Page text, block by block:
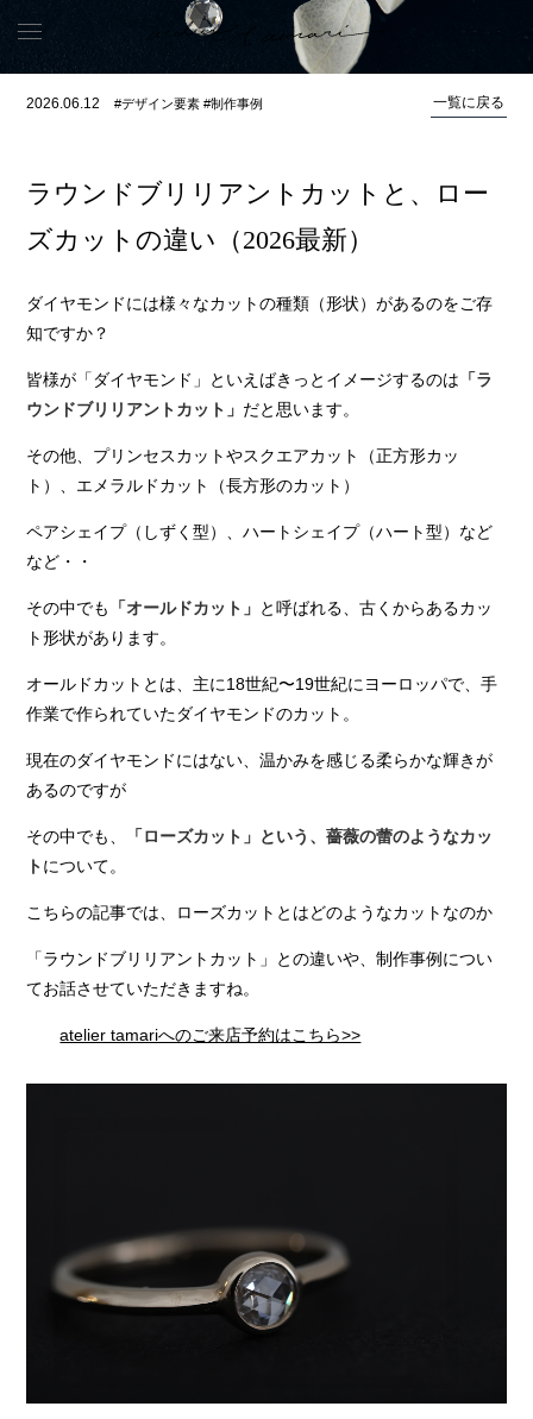
2026.06.12 #デザイン要素 #制作事例 一覧に戻る
ラウンドブリリアントカットと、ロー
ズカットの違い（2026最新）
ダイヤモンドには様々なカットの種類（形状）があるのをご存
知ですか？
皆様が「ダイヤモンド」といえばきっとイメージするのは 「ラ
ウンドブリリアントカット」 だと思います。
その他、プリンセスカットやスクエアカット（正方形カッ
ト）、エメラルドカット（長方形のカット）
ペアシェイプ（しずく型）、ハートシェイプ（ハート型）など
など・・
その中でも 「オールドカット」 と呼ばれる、古くからあるカッ
ト形状があります。
オールドカットとは、主に18世紀〜19世紀にヨーロッパで、手
作業で作られていたダイヤモンドのカット。
現在のダイヤモンドにはない、温かみを感じる柔らかな輝きが
あるのですが
その中でも、
「ローズカット」という、薔薇の蕾のようなカッ
ト について。
こちらの記事では、ローズカットとはどのようなカットなのか
「ラウンドブリリアントカット」との違いや、制作事例につい
てお話させていただきますね。
atelier tamariへのご来店予約はこちら>>